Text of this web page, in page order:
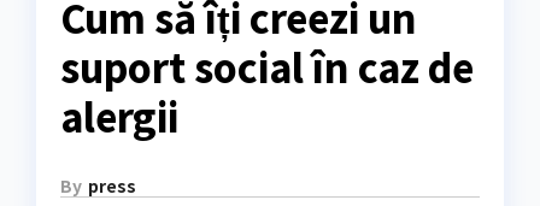
Cum să îți creezi un
suport social în caz de
alergii
By press